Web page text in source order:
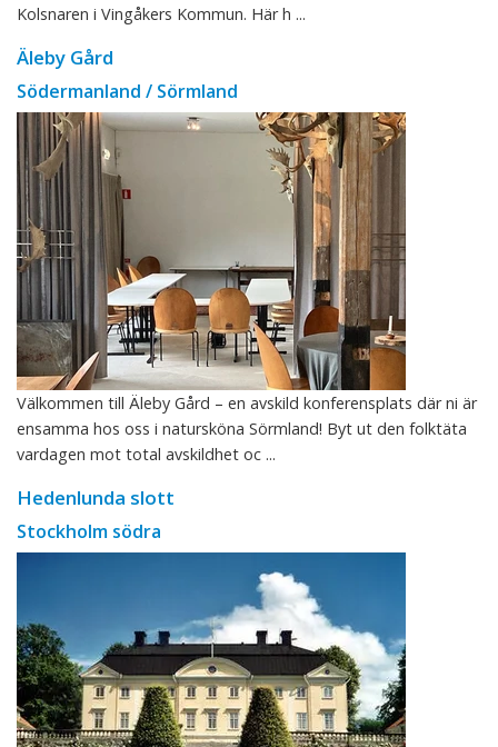
Kolsnaren i Vingåkers Kommun. Här h ...
Äleby Gård
Södermanland / Sörmland
Välkommen till Äleby Gård – en avskild konferensplats där ni är
ensamma hos oss i natursköna Sörmland! Byt ut den folktäta
vardagen mot total avskildhet oc ...
Hedenlunda slott
Stockholm södra